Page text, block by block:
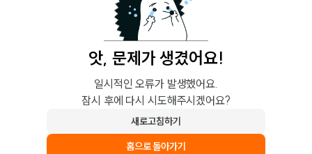
앗, 문제가 생겼어요!
일시적인 오류가 발생했어요.
잠시 후에 다시 시도해주시겠어요?
새로고침하기
홈으로 돌아가기